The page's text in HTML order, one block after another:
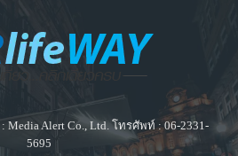
Media Alert Co., Ltd. โทรศัพท์ : 06-2331-
5695